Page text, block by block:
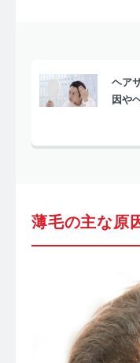
ヘア
因や
薄毛の主な原